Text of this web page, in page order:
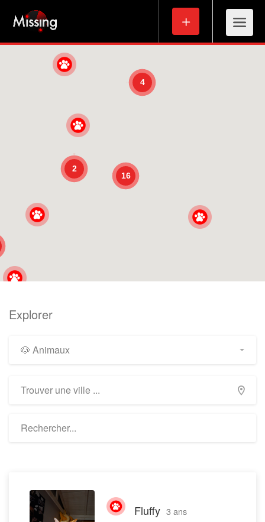
Explorer
🐶 Animaux
Fluffy 3 ans
16
4
2